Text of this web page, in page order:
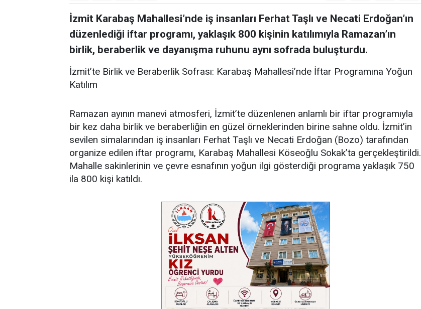
İzmit Karabaş Mahallesi’nde iş insanları Ferhat Taşlı ve Necati Erdoğan’ın
düzenlediği iftar programı, yaklaşık 800 kişinin katılımıyla Ramazan’ın
birlik, beraberlik ve dayanışma ruhunu aynı sofrada buluşturdu.
İzmit’te Birlik ve Beraberlik Sofrası: Karabaş Mahallesi’nde İftar Programına Yoğun
Katılım
Ramazan ayının manevi atmosferi, İzmit’te düzenlenen anlamlı bir iftar programıyla
bir kez daha birlik ve beraberliğin en güzel örneklerinden birine sahne oldu. İzmit’in
sevilen simalarından iş insanları Ferhat Taşlı ve Necati Erdoğan (Bozo) tarafından
organize edilen iftar programı, Karabaş Mahallesi Köseoğlu Sokak’ta gerçekleştirildi.
Mahalle sakinlerinin ve çevre esnafının yoğun ilgi gösterdiği programa yaklaşık 750
ila 800 kişi katıldı.